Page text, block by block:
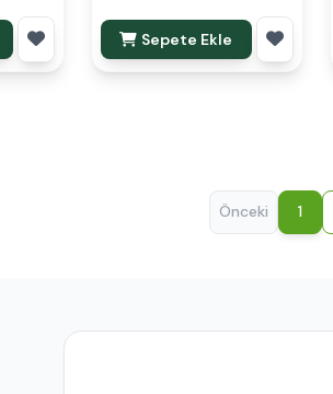
Sepete Ekle
Önceki 1